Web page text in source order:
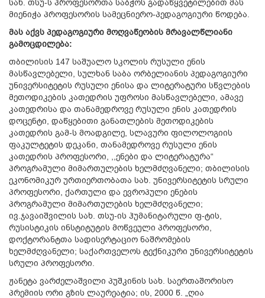
სახ. თსუ-ს პროფესორთა საბჭოს გადაწყვეტილებით მას
მიენიჭა პროფესორის სამეცნიერო-პედაგოგიური წოდება.
მას აქვს პედაგოგიური მოღვაწეობის მრავალწლიანი
გამოცდილება:
თბილისის 147 საშუალო სკოლის რუსული ენის
მასწავლებელი, სულხან საბა ორბელიანის პედაგოგიური
უნივერსიტეტის რუსული ენისა და ლიტერატური სწვლების
მეთოდიკების კათედრის უფროსი მასწავლებელი, ამავე
კათედრისა და თანამედროვე რუსული ენის კათედრის
დოცენტი, დაწყებითი განათლების მეთოდიკების
კათედრის გამ-ს მოადგილე, სლავური ფილოლოგიის
ფაკულტეტის დეკანი, თანამედროვე რუსული ენის
კათედრის პროფესორი, ,,ენები და ლიტერატურა“
პროგრამული მიმართულების ხელმძღვანელი; თბილისის
ეკონომიკურ ურთიერთობათა სახ. უნივერსიტეტის სრული
პროფესორი, ქართული და ევროპული ენების
პროგრამული მიმართულების ხელმძღვანელი;
ივ.ჯავაიშვილის სახ. თსუ-ის ჰუმანიტარული ფ-ტის,
რუსისტიკის ინსტიტუტის მოწვეული პროფესორი,
დოქტორანტთა სადისერტაციო ნაშრომების
ხელმძღვანელი; საქართველოს ტექნიკური უნივერსიტეტის
სრული პროფესორი.
ჟანეტა ვარძელაშვილი პუშკინის სახ. საერთაშორისო
პრემიის ორი გზის ლაურეატია; ის, 2000 წ. „ღია